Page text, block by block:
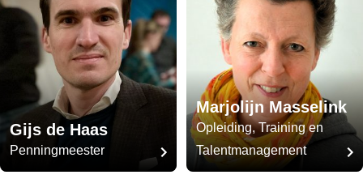
Gijs de Haas
Penningmeester
Marjolijn Masselink
Opleiding, Training en
Talentmanagement